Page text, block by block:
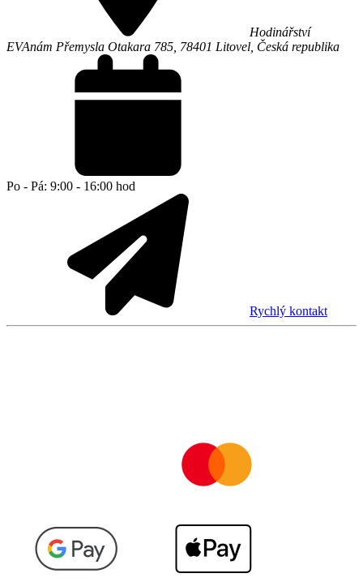
Hodinářství
EVAnám Přemysla Otakara 785, 78401 Litovel, Česká republika
Po - Pá: 9:00 - 16:00 hod
Rychlý kontakt